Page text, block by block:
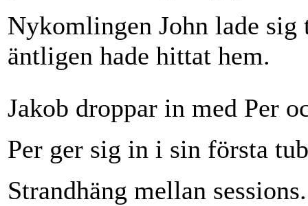
Nykomlingen John lade
äntligen hade hittat hem.
Jakob droppar in med Per
Per ger sig in i sin första
Strandhäng mellan sessions.